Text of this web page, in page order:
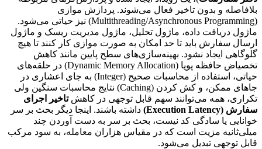
بلافاصله و بدون تاخیر فعال می‌شوند. پردازش موازی
(Multithreading/Asynchronous Programming) نیز حیاتی می‌شود.
ماژول دریافت داده، ماژول تحلیل، ماژول مدیریت ریسک و ماژول
ارسال سفارش باید تا حد امکان به صورت موازی کار کنند تا هیچ
گلوگاهی ایجاد نشود. بهینه‌سازی‌های سطح پایین مانند کاهش
تخصیاض حافظه پویا (Dynamic Memory Allocation) در حلقه‌های
حیاتی، استفاده از محاسبات صحیح (Integer) به جای اعشاری در
جاهای ممکن، و کش کردن (Caching) نتایج محاسبات سنگین ولی
تکراری، همه می‌توانند سهم قابل توجهی در کاهشتاخیر اجرای
سفارش (Execution Latency)
داشته باشند. اینجا دیگر بحث بر سر
خوانایی یا سادگی کد نیست، بحث بر سر به دست آوردن چند
میلی‌ثانیه مزیت است که در مقیاس هزاران معامله، به سود مرکب
قابل توجهی تبدیل می‌شود.